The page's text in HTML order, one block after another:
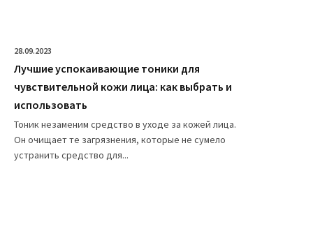
28.09.2023
Лучшие успокаивающие тоники для
чувствительной кожи лица: как выбрать и
использовать
Тоник незаменим средство в уходе за кожей лица.
Он очищает те загрязнения, которые не сумело
устранить средство для...